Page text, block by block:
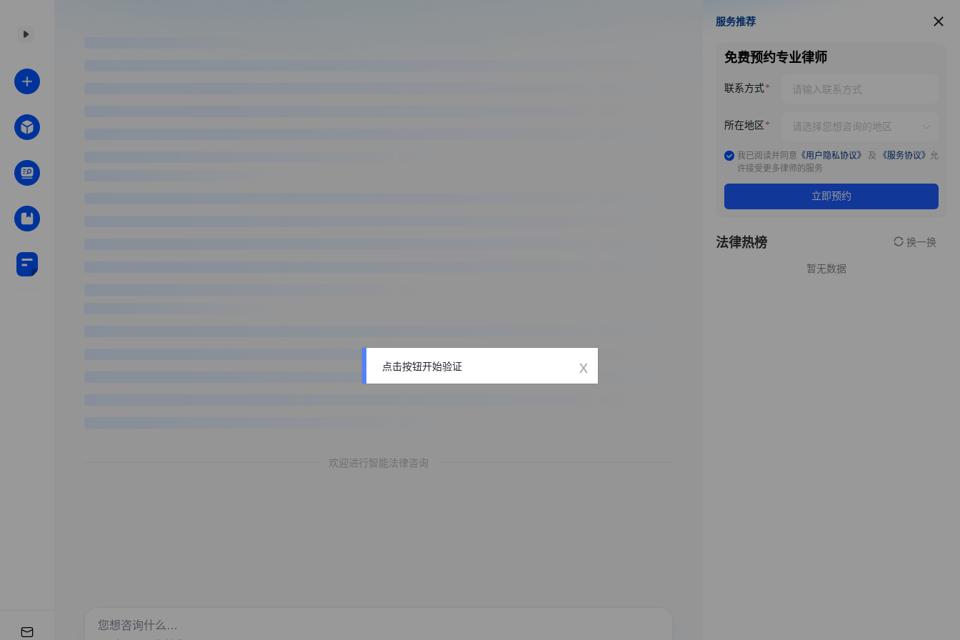
欢迎进行智能法律咨询
服务推荐
服务推荐
免费预约专业律师
联系方式
所在地区
我已阅读并同意 《用户隐私协议》 及 《服务协议》 允
许接受更多律师的服务
立即预约
法律热榜 换一换
暂无数据
点击按钮开始验证 x